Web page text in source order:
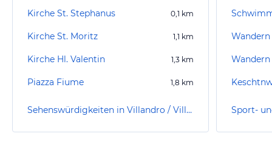
Kirche St. Stephanus 0,1 km
Kirche St. Moritz 1,1 km
Kirche Hl. Valentin 1,3 km
Piazza Fiume 1,8 km
Sehenswürdigkeiten in Villandro / Villanders
Wandern